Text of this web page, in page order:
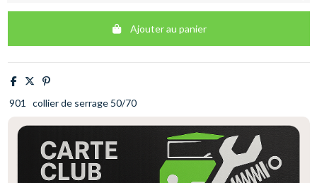
Ajouter au panier
901 collier de serrage 50/70